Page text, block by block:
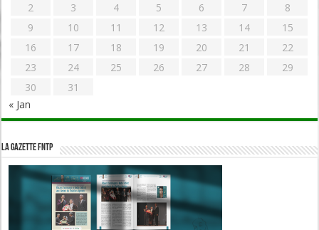
2
3 4 5 6 7
8
9
10 11 12 13 14
15
16
17 18 19 20 21
22
23
24 25 26 27 28
29
30
31
« Jan
La Gazette FNTP